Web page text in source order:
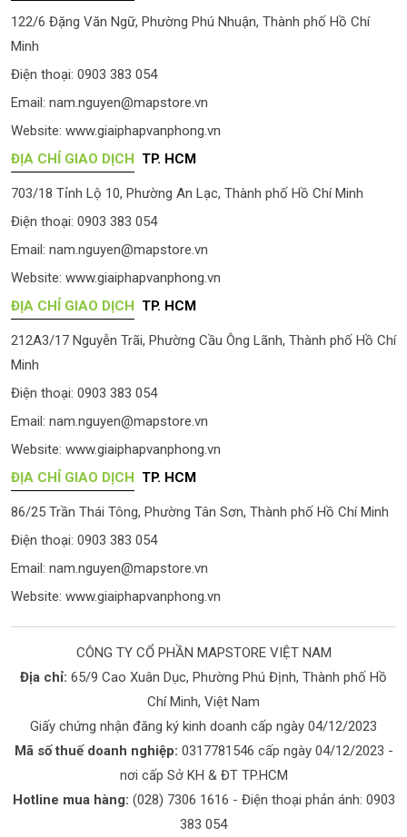
122/6 Đặng Văn Ngữ, Phường Phú Nhuận, Thành phố Hồ Chí
Minh
Điện thoại: 0903 383 054
Email: nam.nguyen@mapstore.vn
Website: www.giaiphapvanphong.vn
ĐỊA CHỈ GIAO DỊCH TP. HCM
703/18 Tỉnh Lộ 10, Phường An Lạc, Thành phố Hồ Chí Minh
Điện thoại: 0903 383 054
Email: nam.nguyen@mapstore.vn
Website: www.giaiphapvanphong.vn
ĐỊA CHỈ GIAO DỊCH TP. HCM
212A3/17 Nguyễn Trãi, Phường Cầu Ông Lãnh, Thành phố Hồ Chí
Minh
Điện thoại: 0903 383 054
Email: nam.nguyen@mapstore.vn
Website: www.giaiphapvanphong.vn
ĐỊA CHỈ GIAO DỊCH TP. HCM
86/25 Trần Thái Tông, Phường Tân Sơn, Thành phố Hồ Chí Minh
Điện thoại: 0903 383 054
Email: nam.nguyen@mapstore.vn
Website: www.giaiphapvanphong.vn
CÔNG TY CỔ PHẦN MAPSTORE VIỆT NAM
Địa chỉ: 65/9 Cao Xuân Dục, Phường Phú Định, Thành phố Hồ
Chí Minh, Việt Nam
Giấy chứng nhận đăng ký kinh doanh cấp ngày 04/12/2023
Mã số thuế doanh nghiệp: 0317781546 cấp ngày 04/12/2023 -
nơi cấp Sở KH & ĐT TP.HCM
Hotline mua hàng: (028) 7306 1616 - Điện thoại phản ánh: 0903
383 054